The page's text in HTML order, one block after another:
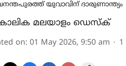
യുവാവിന് ദാരുണാന്ത്യം
മലയാളം ഡെസ്ക്
on: 01 May 2026, 9:50 am 1